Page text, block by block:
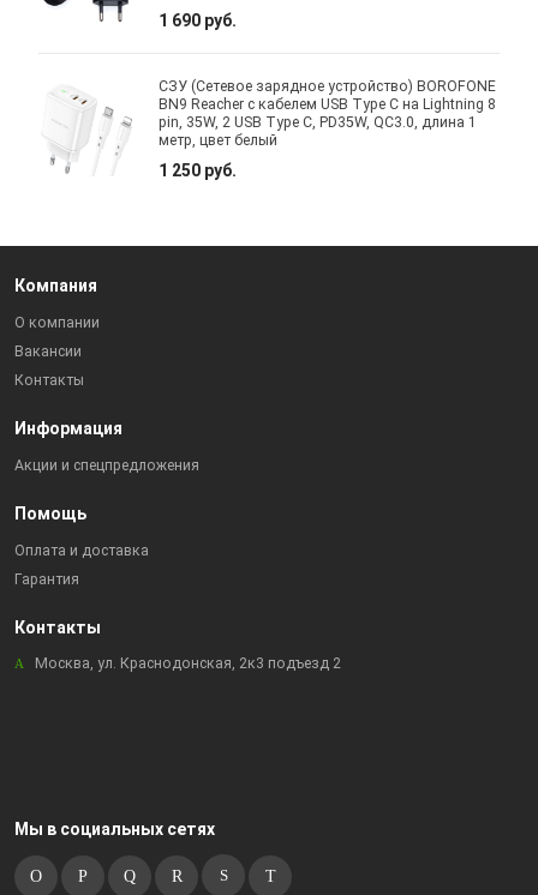
1 690 руб.
СЗУ (Сетевое зарядное устройство) BOROFONE
BN9 Reacher с кабелем USB Type C на Lightning 8
pin, 35W, 2 USB Type C, PD35W, QC3.0, длина 1
метр, цвет белый
1 250 руб.
Компания
О компании
Вакансии
Контакты
Информация
Акции и спецпредложения
Помощь
Оплата и доставка
Гарантия
Контакты
Москва, ул. Краснодонская, 2к3 подъезд 2
Мы в социальных сетях